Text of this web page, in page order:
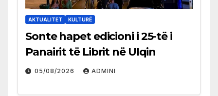
AKTUALITET KULTURË
Sonte hapet edicioni i 25-të i
Panairit të Librit në Ulqin
05/08/2026 ADMINI